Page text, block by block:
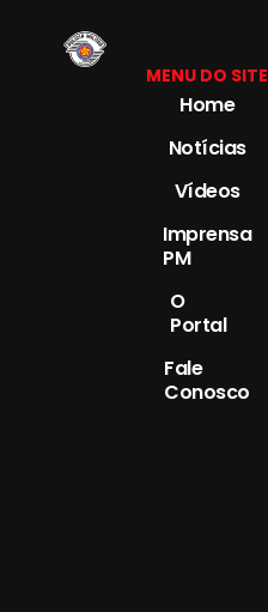
MENU DO SITE
Home
Notícias
Vídeos
Imprensa
PM
O
Portal
Fale
Conosco